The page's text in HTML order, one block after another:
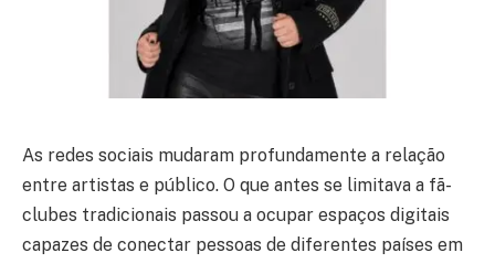
As redes sociais mudaram profundamente a relação
entre artistas e público. O que antes se limitava a fã-
clubes tradicionais passou a ocupar espaços digitais
capazes de conectar pessoas de diferentes países em